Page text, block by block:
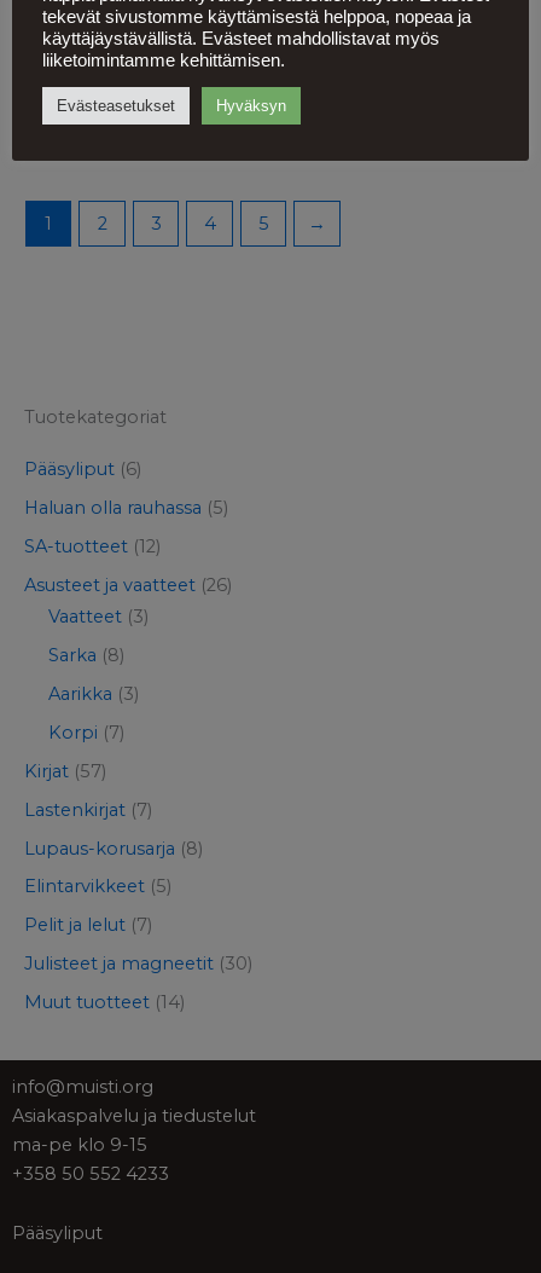
Tuotekategoriat
Pääsyliput (6)
Haluan olla rauhassa (5)
SA-tuotteet (12)
Asusteet ja vaatteet (26)
Vaatteet (3)
Sarka (8)
Aarikka (3)
Korpi (7)
Kirjat (57)
Lastenkirjat (7)
Lupaus-korusarja (8)
Elintarvikkeet (5)
Pelit ja lelut (7)
Julisteet ja magneetit (30)
Muut tuotteet (14)
Ilmarinen 1941
32,90€
Lisää ostoskoriin
Jälleenrakentajien lapset
1 2 3 4 5 →
info@muisti.org
Asiakaspalvelu ja tiedustelut
ma-pe klo 9-15
+358 50 552 4233
Pääsyliput
tekevät sivustomme käyttämisestä helppoa, nopeaa ja
käyttäjäystävällistä. Evästeet mahdollistavat myös
liiketoimintamme kehittämisen.
Evästeasetukset Hyväksyn